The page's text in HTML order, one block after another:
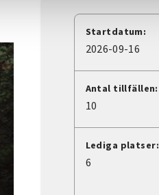
Startdatum:
2026-09-16
Antal tillfällen:
10
Lediga platser:
6